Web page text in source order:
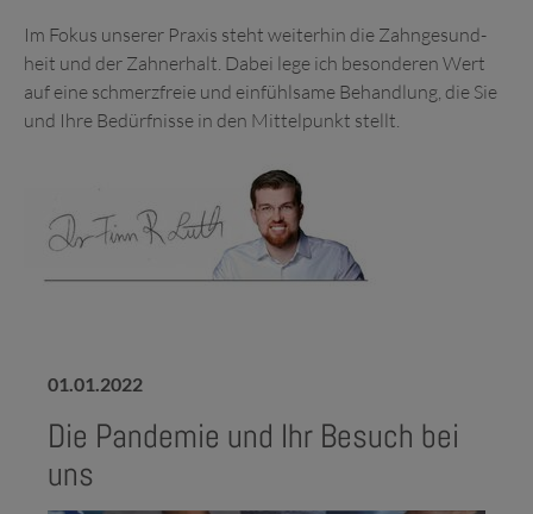
Im Fokus unserer Praxis steht weiter­hin die Zahn­gesund­
heit und der Zahn­er­halt. Dabei lege ich besonderen Wert
auf eine schmerz­freie und ein­fühl­same Be­handlung, die Sie
und Ihre Be­dürf­nisse in den Mittel­punkt stellt.
01.01.2022
Die Pandemie und Ihr Besuch bei
uns